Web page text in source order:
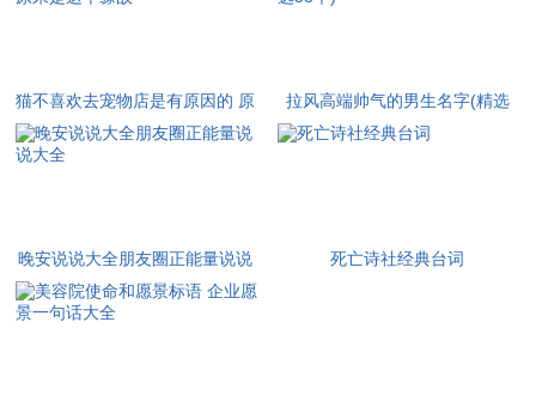
猫不喜欢去宠物店是有原因的 原
来是这个缘故
拉风高端帅气的男生名字(精选
38个)
晚安说说大全朋友圈正能量说说
大全
死亡诗社经典台词